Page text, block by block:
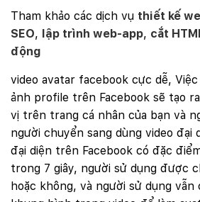
Tham khảo các dịch vụ thiết kế
SEO, lập trình web-app, cắt
động
video avatar facebook cực dễ,
ảnh profile trên Facebook sẽ tạo
vị trên trang cá nhân của bạn và
người chuyển sang dùng video đại
đại diện trên Facebook có đặc
trong 7 giây, người sử dụng được
hoặc không, và người sử dụng vẫn